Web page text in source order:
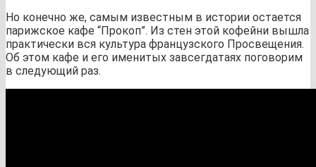
Но конечно же, самым известным в истории остается
парижское кафе “Прокоп”. Из стен этой кофейни вышла
практически вся культура французского Просвещения.
Об этом кафе и его именитых завсегдатаях поговорим
в следующий раз.